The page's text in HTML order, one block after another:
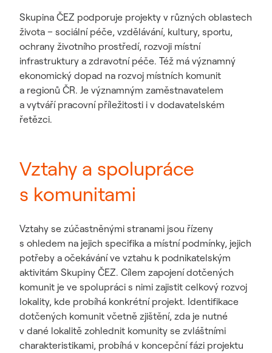
Skupina ČEZ podporuje projekty v různých oblastech
života – sociální péče, vzdělávání, kultury, sportu,
ochrany životního prostředí, rozvoji místní
infrastruktury a zdravotní péče. Též má významný
ekonomický dopad na rozvoj místních komunit
a regionů ČR. Je významným zaměstnavatelem
a vytváří pracovní příležitosti i v dodavatelském
řetězci.
Vztahy a spolupráce
s komunitami
Vztahy se zúčastněnými stranami jsou řízeny
s ohledem na jejich specifika a místní podmínky, jejich
potřeby a očekávání ve vztahu k podnikatelským
aktivitám Skupiny ČEZ. Cílem zapojení dotčených
komunit je ve spolupráci s nimi zajistit celkový rozvoj
lokality, kde probíhá konkrétní projekt. Identifikace
dotčených komunit včetně zjištění, zda je nutné
v dané lokalitě zohlednit komunity se zvláštními
charakteristikami, probíhá v koncepční fázi projektu